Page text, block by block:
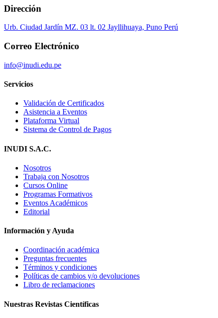
Dirección
Urb. Ciudad Jardín MZ. 03 lt. 02 Jayllihuaya, Puno Perú
Correo Electrónico
info@inudi.edu.pe
Servicios
Validación de Certificados
Asistencia a Eventos
Plataforma Virtual
Sistema de Control de Pagos
INUDI S.A.C.
Nosotros
Trabaja con Nosotros
Cursos Online
Programas Formativos
Eventos Académicos
Editorial
Información y Ayuda
Coordinación académica
Preguntas frecuentes
Términos y condiciones
Políticas de cambios y/o devoluciones
Libro de reclamaciones
Nuestras Revistas Científicas